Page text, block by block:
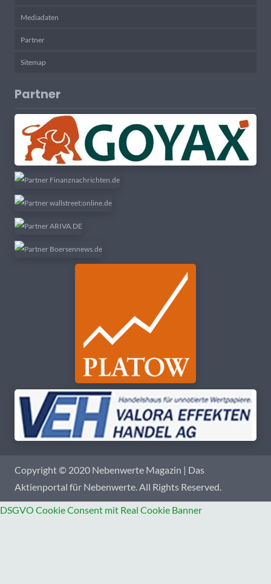
Mediadaten
Partner
Sitemap
Partner
Copyright © 2020 Nebenwerte Magazin | Das
Aktienportal für Nebenwerte. All Rights Reserved.
DSGVO Cookie Consent mit Real Cookie Banner